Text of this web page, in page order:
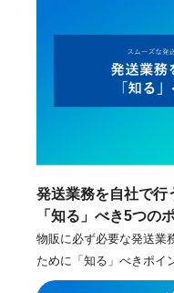
発送業務を自社で行
「知る」べき5つの
物販に必ず必要な発送業
ために「知る」べきポイ